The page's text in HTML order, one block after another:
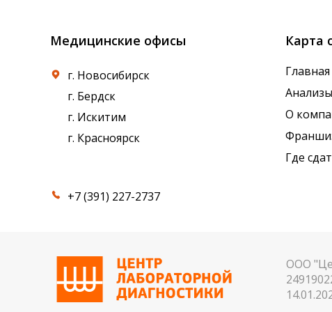
Медицинские офисы
г. Новосибирск
г. Бердск
г. Искитим
г. Красноярск
+7 (391) 227-2737
Карта
Главная
Анализы
О
Где
ООО